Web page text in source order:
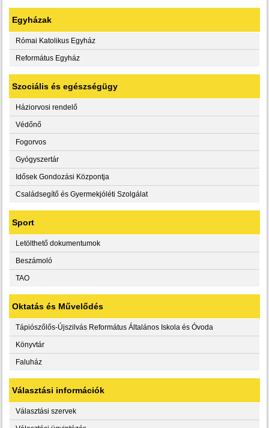
Egyházak
Római Katolikus Egyház
Református Egyház
Szociális és egészségügy
Háziorvosi rendelő
Védőnő
Fogorvos
Gyógyszertár
Idősek Gondozási Központja
Családsegítő és Gyermekjóléti Szolgálat
Sport
Letölthető dokumentumok
Beszámoló
TAO
Oktatás és Művelődés
Tápiószőlős-Újszilvás Református Általános Iskola és Óvoda
Könyvtár
Faluház
Választási információk
Választási szervek